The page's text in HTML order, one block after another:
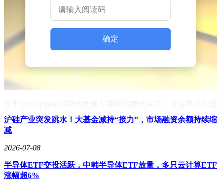
要。例如，如果消费者打算在3至5年内换车，车辆的保值水平
将直接影响其出售时的资金回收情况。以两辆售价均为20万元
的汽车为例，若一辆3年后的保值率为60%，另一辆为40%，
则前者可卖12万元，后者仅能卖8万元，差价达4万元。这笔资
车辆的使用频率和用途也是影响保值率考量的关键因素。对于
确定
沪硅产业突发跳水！大基金减持“接力”，市场融资余额持续缩
减
2026-07-08
半导体ETF交投活跃，中韩半导体ETF放量，多只云计算ETF
涨幅超6%